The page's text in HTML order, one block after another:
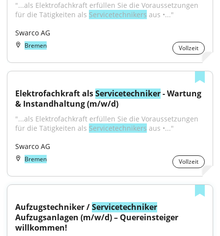
"...als Elektrofachkraft erfüllen Sie die Voraussetzungen
für die Tätigkeiten als Servicetechnikers aus •..."
Swarco AG
Bremen Vollzeit
Elektrofachkraft als Servicetechniker - Wartung
& Instandhaltung (m/w/d)
"...als Elektrofachkraft erfüllen Sie die Voraussetzungen
für die Tätigkeiten als Servicetechnikers aus •..."
Swarco AG
Bremen Vollzeit
Aufzugstechniker / Servicetechniker
Aufzugsanlagen (m/w/d) – Quereinsteiger
willkommen!